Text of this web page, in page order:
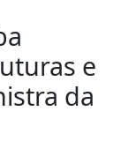
e
da